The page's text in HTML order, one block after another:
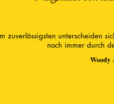
zuverlässigsten unterscheiden
noch immer durch
Woody